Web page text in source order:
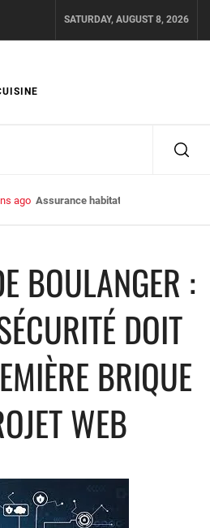
SATURDAY, AUGUST 8, 2026
ago Assurance habitation : bien choisir
BOULANGER :
DOIT
BRIQUE
WEB